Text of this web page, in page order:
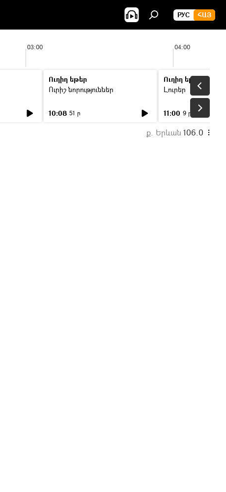
РУС ՀԱՅ
03:00 04:00
Ուղիղ եթեր
Ուրիշ նորություններ
10:08 51 ր
Ուղիղ եթեր
Լուրեր
11:00 9 ր
ք. Երևան 106.0